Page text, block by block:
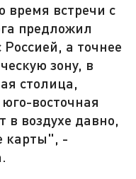
время встречи с
предложил
а точнее
зону, в
столица,
восточная
в воздухе давно,
карты", -